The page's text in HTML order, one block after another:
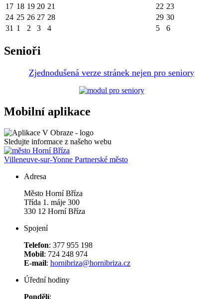
17 18 19 20 21 22 23
24 25 26 27 28 29 30
31 1 2 3 4 5 6
Senioři
Zjednodušená verze stránek nejen pro seniory
Mobilní aplikace
Sledujte informace z našeho webu
Villeneuve-sur-Yonne Partnerské město
Adresa
Město Horní Bříza
Třída 1. máje 300
330 12 Horní Bříza
Spojení
Telefon: 377 955 198
Mobil: 724 248 974
E-mail: hornibriza@hornibriza.cz
Úřední hodiny
Pondělí: